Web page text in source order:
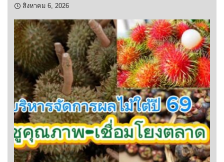
สิงหาคม 6, 2026